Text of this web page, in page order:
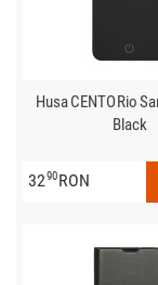
Husa CENTO Rio
Black
3290RON